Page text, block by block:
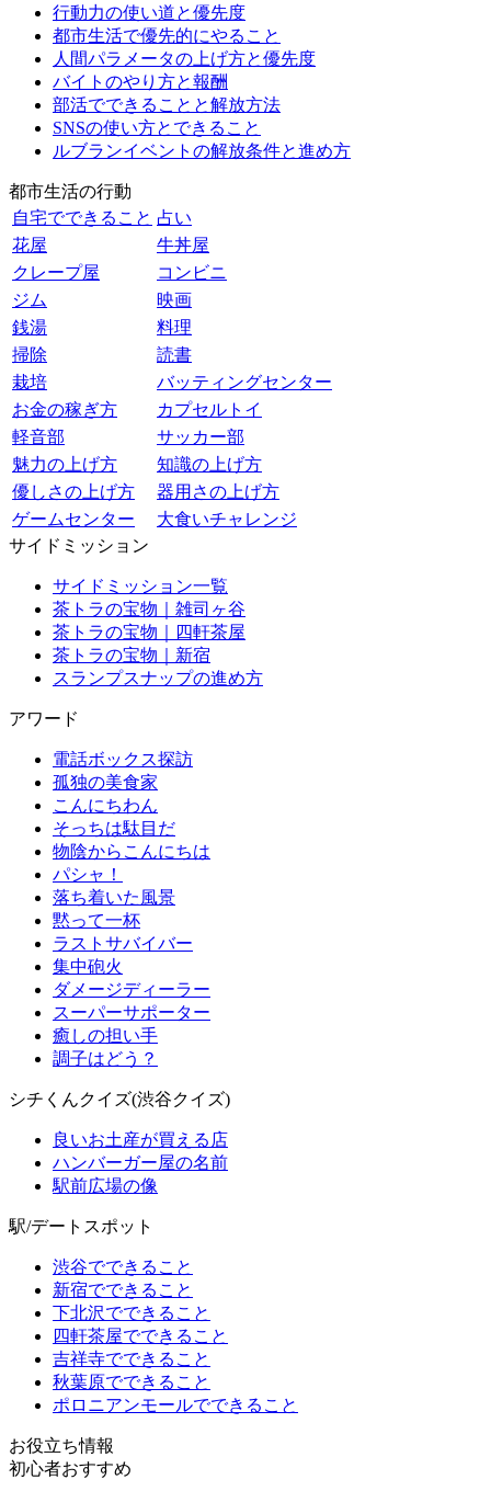
行動力の使い道と優先度
都市生活で優先的にやること
人間パラメータの上げ方と優先度
バイトのやり方と報酬
部活でできることと解放方法
SNSの使い方とできること
ルブランイベントの解放条件と進め方
都市生活の行動
自宅でできること 占い
花屋
牛丼屋
クレープ屋
コンビニ
ジム
映画
銭湯
料理
掃除
読書
栽培
バッティングセンター
お金の稼ぎ方
カプセルトイ
軽音部
サッカー部
魅力の上げ方
知識の上げ方
優しさの上げ方
器用さの上げ方
ゲームセンター
大食いチャレンジ
サイドミッション
サイドミッション一覧
茶トラの宝物｜雑司ヶ谷
茶トラの宝物｜四軒茶屋
茶トラの宝物｜新宿
スランプスナップの進め方
アワード
電話ボックス探訪
孤独の美食家
こんにちわん
そっちは駄目だ
物陰からこんにちは
パシャ！
落ち着いた風景
黙って一杯
ラストサバイバー
集中砲火
ダメージディーラー
スーパーサポーター
癒しの担い手
調子はどう？
シチくんクイズ(渋谷クイズ)
良いお土産が買える店
ハンバーガー屋の名前
駅前広場の像
駅/デートスポット
渋谷でできること
新宿でできること
下北沢でできること
四軒茶屋でできること
吉祥寺でできること
秋葉原でできること
ポロニアンモールでできること
お役立ち情報
初心者おすすめ